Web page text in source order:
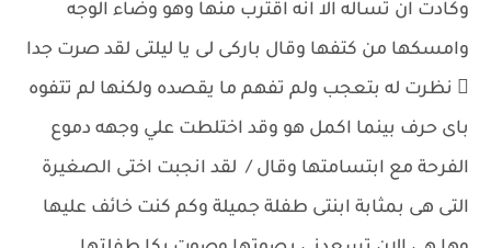
وكادت ان تساله الا انه اقترب منها وهو وضاء الوجه
وامسكها من كتفها وقال باركى لى يا ليلتى لقد صرت جدا
 نظرت له بتعجب ولم تفهم ما يقصده ولكنها لم تتفوه
باى حرف بينما اكمل هو وقد اختلطت علي وجهه دموع
الفرحة مع ابتسامتها وقال / لقد انجبت اختى الصغيرة
التى هى بمثابة ابنتى طفلة جميلة وكم كنت خائف عليها